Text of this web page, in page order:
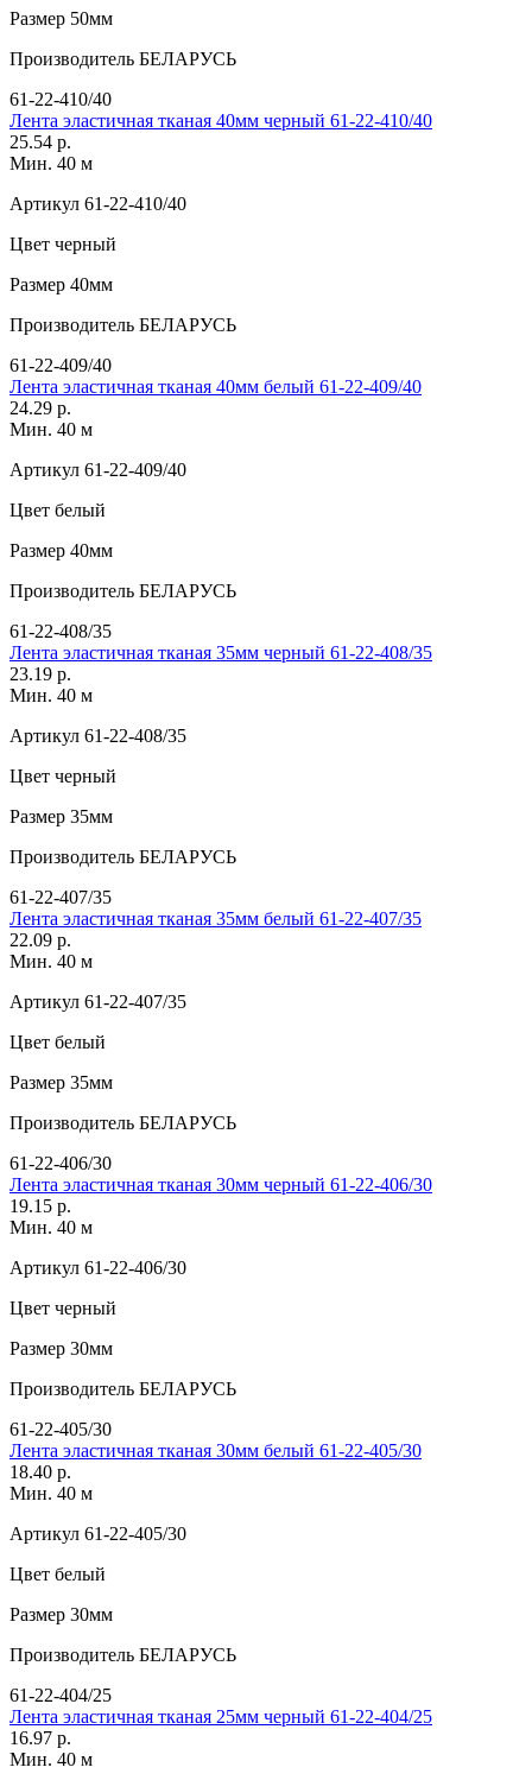
Размер 50мм
Производитель БЕЛАРУСЬ
61-22-410/40
Лента эластичная тканая 40мм черный 61-22-410/40
25.54 р.
Мин. 40 м
Артикул 61-22-410/40
Цвет черный
Размер 40мм
Производитель БЕЛАРУСЬ
61-22-409/40
Лента эластичная тканая 40мм белый 61-22-409/40
24.29 р.
Мин. 40 м
Артикул 61-22-409/40
Цвет белый
Размер 40мм
Производитель БЕЛАРУСЬ
61-22-408/35
Лента эластичная тканая 35мм черный 61-22-408/35
23.19 р.
Мин. 40 м
Артикул 61-22-408/35
Цвет черный
Размер 35мм
Производитель БЕЛАРУСЬ
61-22-407/35
Лента эластичная тканая 35мм белый 61-22-407/35
22.09 р.
Мин. 40 м
Артикул 61-22-407/35
Цвет белый
Размер 35мм
Производитель БЕЛАРУСЬ
61-22-406/30
Лента эластичная тканая 30мм черный 61-22-406/30
19.15 р.
Мин. 40 м
Артикул 61-22-406/30
Цвет черный
Размер 30мм
Производитель БЕЛАРУСЬ
61-22-405/30
Лента эластичная тканая 30мм белый 61-22-405/30
18.40 р.
Мин. 40 м
Артикул 61-22-405/30
Цвет белый
Размер 30мм
Производитель БЕЛАРУСЬ
61-22-404/25
Лента эластичная тканая 25мм черный 61-22-404/25
16.97 р.
Мин. 40 м